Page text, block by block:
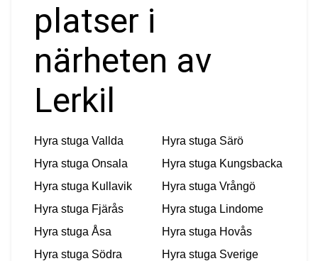
platser i
närheten av
Lerkil
Hyra stuga Vallda Hyra stuga Särö
Hyra stuga Onsala Hyra stuga Kungsbacka
Hyra stuga Kullavik Hyra stuga Vrångö
Hyra stuga Fjärås Hyra stuga Lindome
Hyra stuga Åsa Hyra stuga Hovås
Hyra stuga Södra
Hyra stuga Sverige